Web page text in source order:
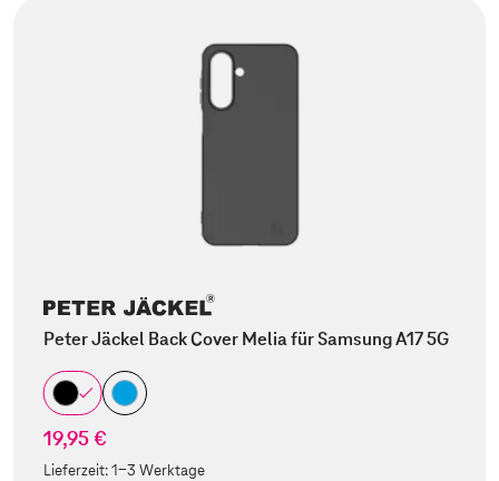
Peter Jäckel Back Cover Melia für Samsung A17 5G
19,95 €
Lieferzeit:1-3 Werktage